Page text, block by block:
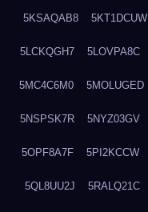
5KSAQAB8 5KT1DCUW
5LCKQGH7 5LOVPA8C
5MC4C6M0 5MOLUGED
5NSPSK7R 5NYZ03GV
5OPF8A7F 5PI2KCCW
5QL8UU2J 5RALQ21C